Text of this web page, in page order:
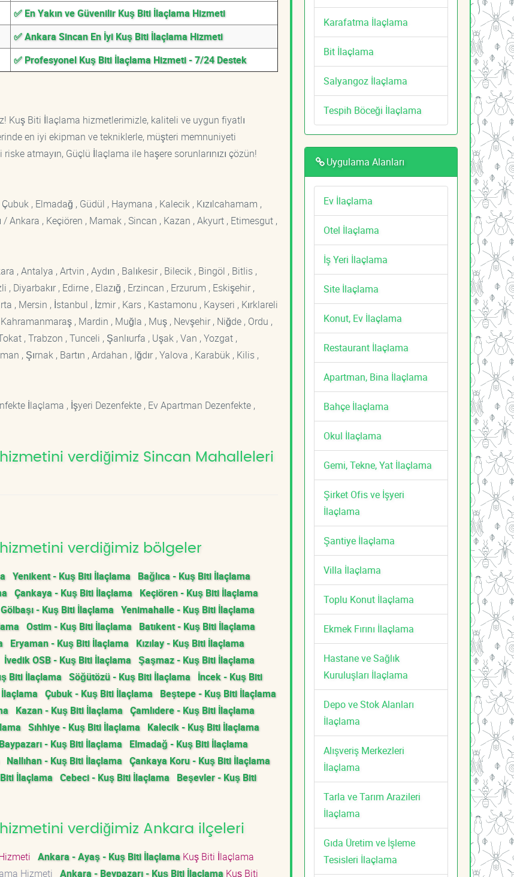
✅ En Yakın ve Güvenilir Kuş Biti İlaçlama Hizmeti
✅ Ankara Sincan En İyi Kuş Biti İlaçlama Hizmeti
✅ Profesyonel Kuş Biti İlaçlama Hizmeti - 7/24 Destek
Kuş Biti İlaçlama hizmetlerimizle, kaliteli ve uygun fiyatlı
en iyi ekipman ve tekniklerle, müşteri memnuniyeti
atmayın, Güçlü İlaçlama ile haşere sorunlarınızı çözün!
, Elmadağ , Güdül , Haymana , Kalecik , Kızılcahamam ,
Ankara , Keçiören , Mamak , Sincan , Kazan , Akyurt , Etimesgut ,
, Antalya , Artvin , Aydın , Balıkesir , Bilecik , Bingöl , Bitlis ,
, Diyarbakır , Edirne , Elazığ , Erzincan , Erzurum , Eskişehir ,
, Mersin , İstanbul , İzmir , Kars , Kastamonu , Kayseri , Kırklareli
, Mardin , Muğla , Muş , Nevşehir , Niğde , Ordu ,
, Trabzon , Tunceli , Şanlıurfa , Uşak , Van , Yozgat ,
, Şırnak , Bartın , Ardahan , Iğdır , Yalova , Karabük , Kilis ,
İlaçlama , İşyeri Dezenfekte , Ev Apartman Dezenfekte ,
verdiğimiz Sincan Mahalleleri
verdiğimiz bölgeler
Yenikent - Kuş Biti İlaçlama Bağlıca - Kuş Biti İlaçlama
Çankaya - Kuş Biti İlaçlama Keçiören - Kuş Biti İlaçlama
Gölbaşı - Kuş Biti İlaçlama Yenimahalle - Kuş Biti İlaçlama
Ostim - Kuş Biti İlaçlama Batıkent - Kuş Biti İlaçlama
Eryaman - Kuş Biti İlaçlama Kızılay - Kuş Biti İlaçlama
İvedik OSB - Kuş Biti İlaçlama Şaşmaz - Kuş Biti İlaçlama
Biti İlaçlama Söğütözü - Kuş Biti İlaçlama İncek - Kuş Biti
Çubuk - Kuş Biti İlaçlama Beştepe - Kuş Biti İlaçlama
Kazan - Kuş Biti İlaçlama Çamlıdere - Kuş Biti İlaçlama
Sıhhiye - Kuş Biti İlaçlama Kalecik - Kuş Biti İlaçlama
Baypazarı - Kuş Biti İlaçlama Elmadağ - Kuş Biti İlaçlama
Nallıhan - Kuş Biti İlaçlama Çankaya Koru - Kuş Biti İlaçlama
İlaçlama Cebeci - Kuş Biti İlaçlama Beşevler - Kuş Biti
verdiğimiz Ankara ilçeleri
Ankara - Ayaş - Kuş Biti İlaçlama Kuş Biti İlaçlama
Hizmeti Ankara - Beypazarı - Kuş Biti İlaçlama Kuş Biti
Karafatma İlaçlama
Bit İlaçlama
Salyangoz İlaçlama
Tespih Böceği İlaçlama
Uygulama Alanları
Ev İlaçlama
Otel İlaçlama
İş Yeri İlaçlama
Site İlaçlama
Konut, Ev İlaçlama
Restaurant İlaçlama
Apartman, Bina İlaçlama
Bahçe İlaçlama
Okul İlaçlama
Gemi, Tekne, Yat İlaçlama
Şirket Ofis ve İşyeri
İlaçlama
Şantiye İlaçlama
Villa İlaçlama
Toplu Konut İlaçlama
Ekmek Fırını İlaçlama
Hastane ve Sağlık
Kuruluşları İlaçlama
Depo ve Stok Alanları
İlaçlama
Alışveriş Merkezleri
İlaçlama
Tarla ve Tarım Arazileri
İlaçlama
Gıda Üretim ve İşleme
Tesisleri İlaçlama